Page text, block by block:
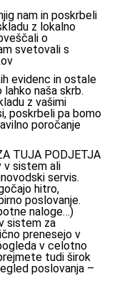
nam in poskrbeli
z lokalno
o
svetovali s
evidenc in ostale
naša skrb.
z vašimi
poskrbeli pa bomo
poročanje
TUJA PODJETJA
v sistem ali
servis.
hitro,
poslovanje.
naloge…)
sistem za
prenesejo v
v celotno
tudi širok
poslovanja –